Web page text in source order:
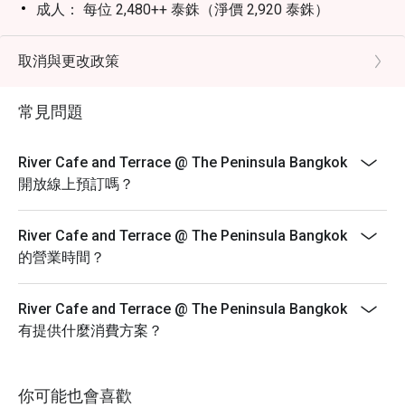
成人： 每位 2,480++ 泰銖（淨價 2,920 泰銖）
兒童 (6-11 歲)： 每位 1,240++ 泰銖（淨價 1,460 泰
銖）
冰鎮海鮮： 花蟹、青口貝、虎蝦、生蠔、壽司及生魚
每日燒烤： 戰斧牛排、大頭蝦、菲力牛排。
現切餐台： 戰斧牛排、煙燻豬肩肉、楓糖醃燻火腿。
每日輪換菜色： 威靈頓鮭魚、鹽烤安達曼鱸魚、冷盤與
起司、素食料理及各式甜點、冰淇淋。
特定日期供應。自助餐不包含飲用水或其他飲料。
條款與細則
費，除非特別註明。
取消與更改政策
常見問題
River Cafe and Terrace @ The Peninsula Bangkok
開放線上預訂嗎？
River Cafe and Terrace @ The Peninsula Bangkok
的營業時間？
River Cafe and Terrace @ The Peninsula Bangkok
有提供什麼消費方案？
你可能也會喜歡